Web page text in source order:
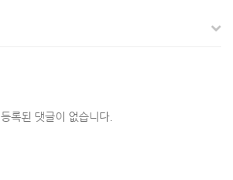
등록된 댓글이 없습니다.